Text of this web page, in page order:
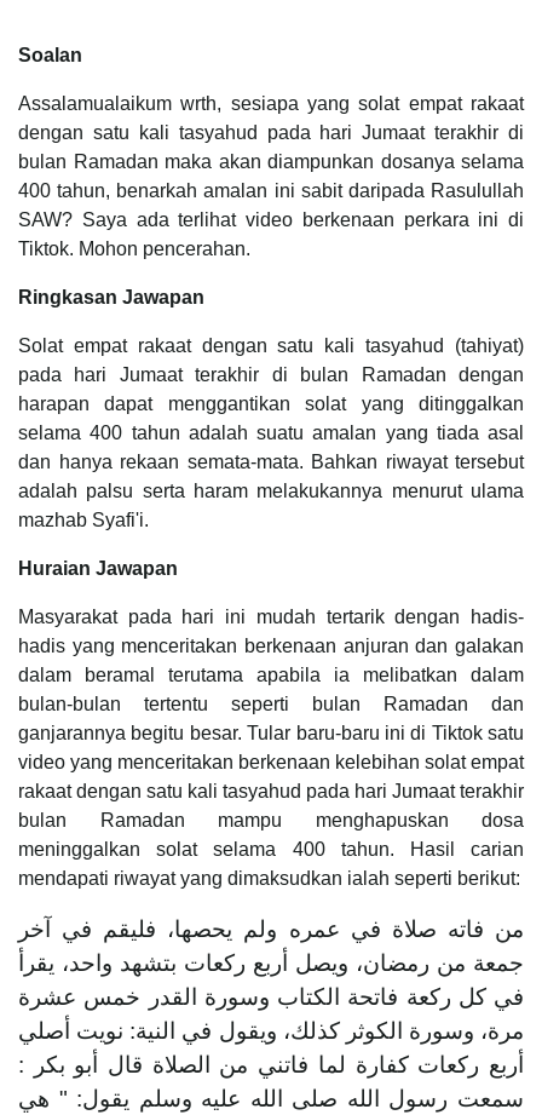
Soalan
Assalamualaikum wrth, sesiapa yang solat empat rakaat
dengan satu kali tasyahud pada hari Jumaat terakhir di
bulan Ramadan maka akan diampunkan dosanya selama
400 tahun, benarkah amalan ini sabit daripada Rasulullah
SAW? Saya ada terlihat video berkenaan perkara ini di
Tiktok. Mohon pencerahan.
Ringkasan Jawapan
Solat empat rakaat dengan satu kali tasyahud (tahiyat)
pada hari Jumaat terakhir di bulan Ramadan dengan
harapan dapat menggantikan solat yang ditinggalkan
selama 400 tahun adalah suatu amalan yang tiada asal
dan hanya rekaan semata-mata. Bahkan riwayat tersebut
adalah palsu serta haram melakukannya menurut ulama
mazhab Syafi'i.
Huraian Jawapan
Masyarakat pada hari ini mudah tertarik dengan hadis-
hadis yang menceritakan berkenaan anjuran dan galakan
dalam beramal terutama apabila ia melibatkan dalam
bulan-bulan tertentu seperti bulan Ramadan dan
ganjarannya begitu besar. Tular baru-baru ini di Tiktok satu
video yang menceritakan berkenaan kelebihan solat empat
rakaat dengan satu kali tasyahud pada hari Jumaat terakhir
bulan Ramadan mampu menghapuskan dosa
meninggalkan solat selama 400 tahun. Hasil carian
mendapati riwayat yang dimaksudkan ialah seperti berikut:
من فاته صلاة في عمره ولم يحصها، فليقم في آخر
جمعة من رمضان، ويصل أربع ركعات بتشهد واحد، يقرأ
في كل ركعة فاتحة الكتاب وسورة القدر خمس عشرة
مرة، وسورة الكوثر كذلك، ويقول في النية: نويت أصلي
أربع ركعات كفارة لما فاتني من الصلاة قال أبو بكر :
سمعت رسول الله صلى الله عليه وسلم يقول: " هي